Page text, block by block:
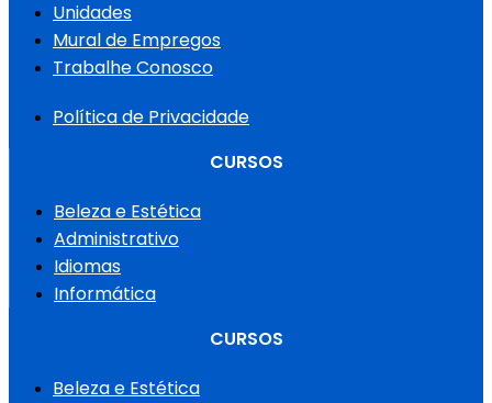
Unidades
Mural de Empregos
Trabalhe Conosco
Política de Privacidade
CURSOS
Beleza e Estética
Administrativo
Idiomas
Informática
CURSOS
Beleza e Estética